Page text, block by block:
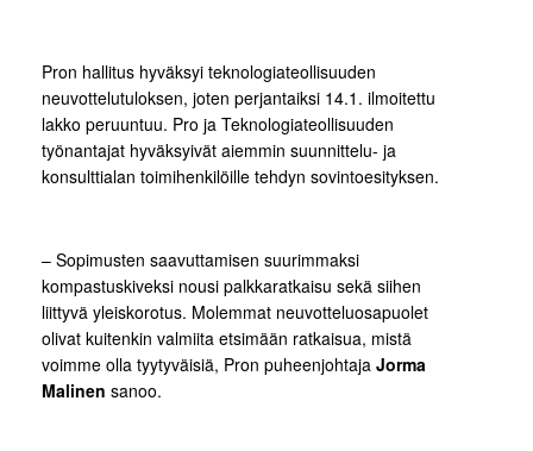
Pron hallitus hyväksyi teknologiateollisuuden
neuvottelutuloksen, joten perjantaiksi 14.1. ilmoitettu
lakko peruuntuu. Pro ja Teknologiateollisuuden
työnantajat hyväksyivät aiemmin suunnittelu- ja
konsulttialan toimihenkilöille tehdyn sovintoesityksen.
– Sopimusten saavuttamisen suurimmaksi
kompastuskiveksi nousi palkkaratkaisu sekä siihen
liittyvä yleiskorotus. Molemmat neuvotteluosapuolet
olivat kuitenkin valmiita etsimään ratkaisua, mistä
voimme olla tyytyväisiä, Pron puheenjohtaja Jorma
Malinen sanoo.